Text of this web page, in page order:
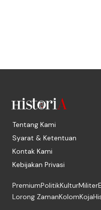
Tentang Kami
Syarat & Ketentuan
Kontak Kami
Kebijakan Privasi
PremiumPolitikKulturMiliter
Lorong ZamanKolomKoja